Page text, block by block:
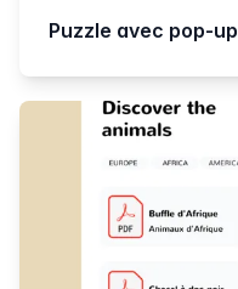
Puzzle avec pop-up